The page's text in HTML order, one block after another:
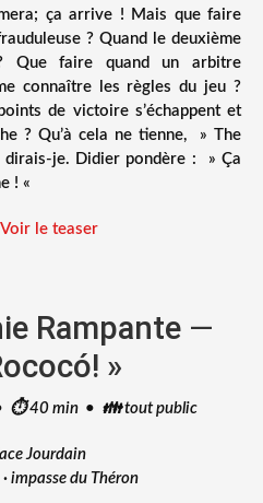
ça arrive ! Mais que faire
? Quand le deuxième
Que faire quand un arbitre
connaître les règles du jeu ?
de victoire s’échappent et
? Qu’à cela ne tienne, » The
je. Didier pondère : » Ça
! «
le teaser
Rampante —
»
⏱️ 40 min • 👪 tout public
Jourdain
· impasse du Théron